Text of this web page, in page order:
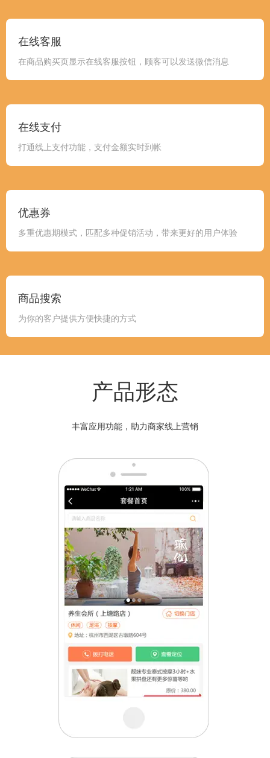
在线客服
在商品购买页显示在线客服按钮，顾客可以发送微信消息
在线支付
打通线上支付功能，支付金额实时到帐
优惠券
多重优惠期模式，匹配多种促销活动，带来更好的用户体验
商品搜索
为你的客户提供方便快捷的方式
产品形态
丰富应用功能，助力商家线上营销